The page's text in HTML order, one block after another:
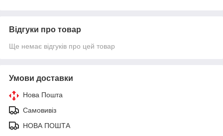
Відгуки про товар
Ще немає відгуків про цей товар
Умови доставки
Нова Пошта
Самовивіз
НОВА ПОШТА